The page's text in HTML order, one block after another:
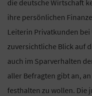
die deutsche Wirtschaft
ihre persönlichen
Leiterin Privatkunden
zuversichtliche Blick auf
auch im Sparverhalten
aller Befragten gibt an,
festhalten zu wollen. Die